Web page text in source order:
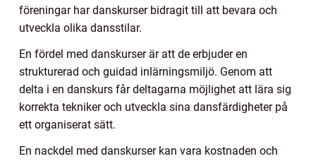
föreningar har danskurser bidragit till att bevara och
utveckla olika dansstilar.
En fördel med danskurser är att de erbjuder en
strukturerad och guidad inlärningsmiljö. Genom att
delta i en danskurs får deltagarna möjlighet att lära sig
korrekta tekniker och utveckla sina dansfärdigheter på
ett organiserat sätt.
En nackdel med danskurser kan vara kostnaden och